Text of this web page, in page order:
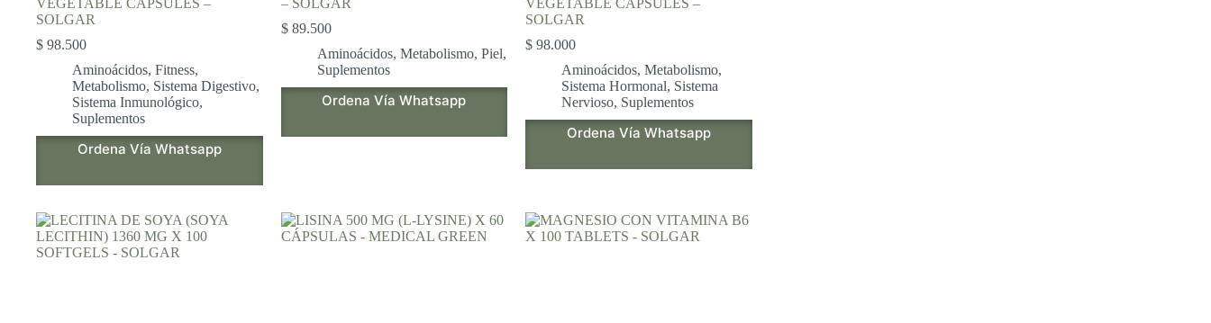
SOLGAR
$ 98.500
Aminoácidos, Fitness,
Metabolismo, Sistema Digestivo,
Sistema Inmunológico,
Suplementos
Ordena Vía Whatsapp
$89.500
Aminoácidos, Metabolismo, Piel,
Suplementos
Ordena Vía Whatsapp
SOLGAR
$ 98.000
Aminoácidos,Metabolismo,
Sistema Hormonal, Sistema
Nervioso, Suplementos
Ordena Vía Whatsapp